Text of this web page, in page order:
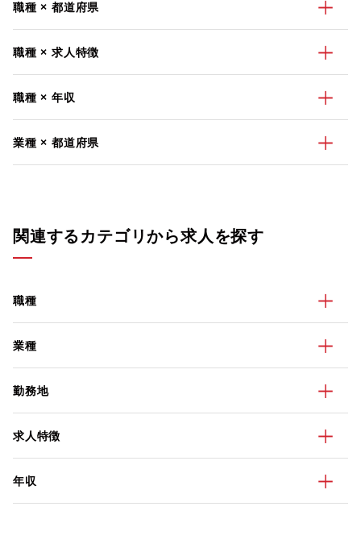
職種 × 都道府県
職種 × 求人特徴
職種 × 年収
業種 × 都道府県
関連するカテゴリから求人を探す
職種
業種
勤務地
求人特徴
年収